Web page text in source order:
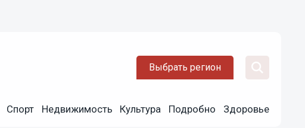
Выбрать регион
Спорт Недвижимость Культура Подробно Здоровье